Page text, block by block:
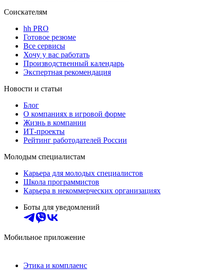
Соискателям
hh PRO
Готовое резюме
Все сервисы
Хочу у вас работать
Производственный календарь
Экспертная рекомендация
Новости и статьи
Блог
О компаниях в игровой форме
Жизнь в компании
ИТ-проекты
Рейтинг работодателей России
Молодым специалистам
Карьера для молодых специалистов
Школа программистов
Карьера в некоммерческих организациях
Боты для уведомлений
Мобильное приложение
Этика и комплаенс